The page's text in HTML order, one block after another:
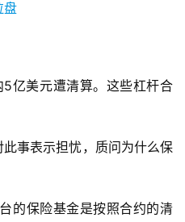
亿美元遭清算。这些杠杆合
事表示担忧，质问为什么保
的保险基金是按照合约的清